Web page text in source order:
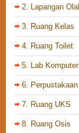
2. Lapangan
3. Ruang Kelas
4. Ruang Toilet
5. Lab Komputer
6. Perpustakaan
7. Ruang UKS
8. Ruang Osis